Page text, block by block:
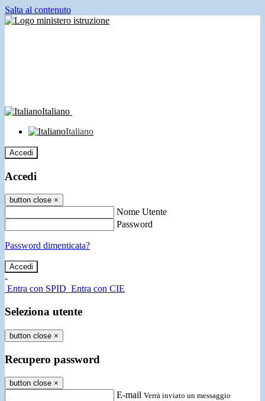
Salta al contenuto
Italiano
Italiano
Accedi
Accedi
button close ×
Nome Utente
Password
Password dimenticata?
-
Entra con SPID Entra con CIE
Seleziona utente
button close ×
Recupero password
button close ×
E-mail Verrà inviato un messaggio